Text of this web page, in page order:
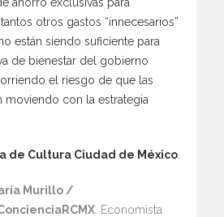
otros gastos “innecesarios”
están siendo suficiente para
de bienestar del gobierno
el riesgo de que las
moviendo con la estrategia
de Cultura Ciudad de México
Murillo /
. Economista